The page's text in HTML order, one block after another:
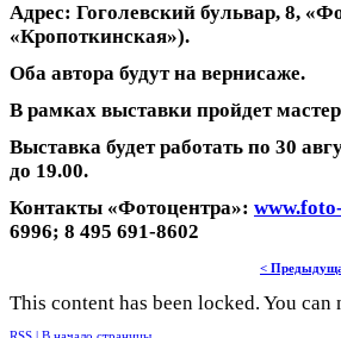
Адрес: Гоголевский бульвар, 8,
«Кропоткинская»).
Оба автора будут на вернисаже.
В рамках выставки пройдет
Выставка будет работать по 30
до 19.00.
Контакты «Фотоцентра»:
6996; 8 495 691-8602
<
This content has been locked. You